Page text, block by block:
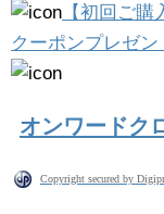
【初回ご
クーポンプレゼン
オンワードク
Copyright secured by